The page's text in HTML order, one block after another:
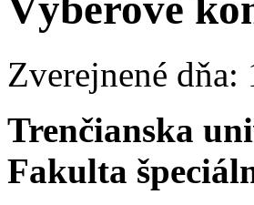
Výberové
Zverejnené dňa:
Trenčianska
Fakulta